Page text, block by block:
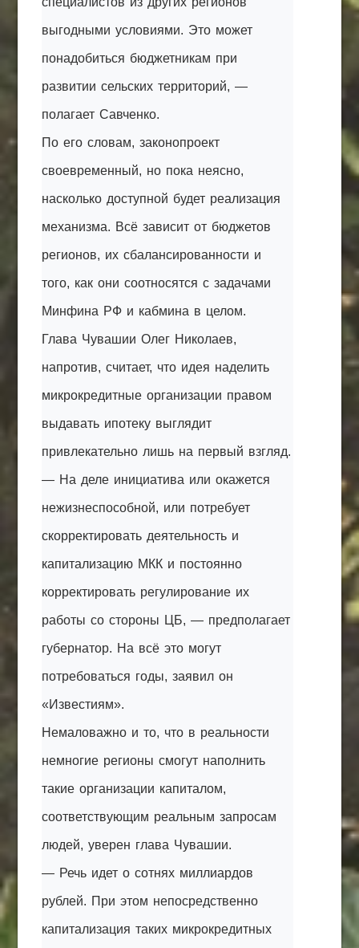
выгодными условиями. Это может
понадобиться бюджетникам при
развитии сельских территорий, —
полагает Савченко.
По его словам, законопроект
своевременный, но пока неясно,
насколько доступной будет реализация
механизма. Всё зависит от бюджетов
регионов, их сбалансированности и
того, как они соотносятся с задачами
Минфина РФ и кабмина в целом.
Глава Чувашии Олег Николаев,
напротив, считает, что идея наделить
микрокредитные организации правом
выдавать ипотеку выглядит
привлекательно лишь на первый взгляд.
— На деле инициатива или окажется
нежизнеспособной, или потребует
скорректировать деятельность и
капитализацию МКК и постоянно
корректировать регулирование их
работы со стороны ЦБ, — предполагает
губернатор. На всё это могут
потребоваться годы, заявил он
«Известиям».
Немаловажно и то, что в реальности
немногие регионы смогут наполнить
такие организации капиталом,
соответствующим реальным запросам
людей, уверен глава Чувашии.
— Речь идет о сотнях миллиардов
рублей. При этом непосредственно
капитализация таких микрокредитных